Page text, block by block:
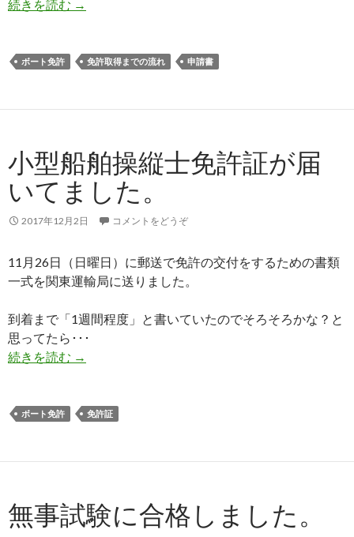
続きを読む ①申請書の取寄せ方法・免許取得までのまとめ
→
ボート免許 免許取得までの流れ 申請書
小型船舶操縦士免許証が届
いてました。
2017年12月2日 コメントをどうぞ
11月26日（日曜日）に郵送で免許の交付をするための書類
一式を関東運輸局に送りました。
到着まで「1週間程度」と書いていたのでそろそろかな？と
思ってたら･･･
続きを読む 小型船舶操縦士免許証が届いてました。
→
ボート免許 免許証
無事試験に合格しました。